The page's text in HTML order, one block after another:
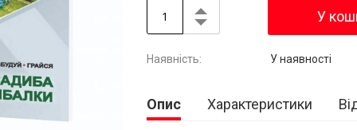
У
У наявності
Опис Характеристики